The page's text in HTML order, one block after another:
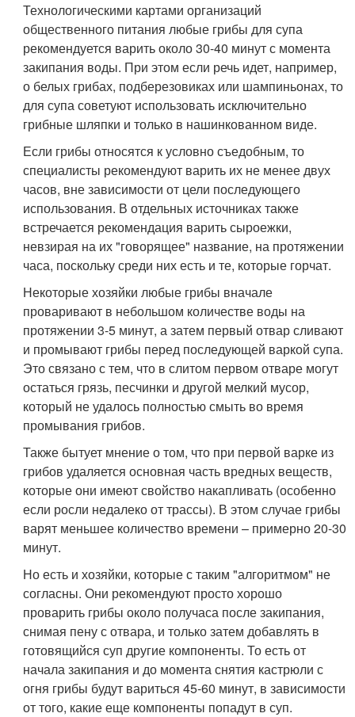
Технологическими картами организаций
общественного питания любые грибы для супа
рекомендуется варить около 30-40 минут с момента
закипания воды. При этом если речь идет, например,
о белых грибах, подберезовиках или шампиньонах, то
для супа советуют использовать исключительно
грибные шляпки и только в нашинкованном виде.
Если грибы относятся к условно съедобным, то
специалисты рекомендуют варить их не менее двух
часов, вне зависимости от цели последующего
использования. В отдельных источниках также
встречается рекомендация варить сыроежки,
невзирая на их "говорящее" название, на протяжении
часа, поскольку среди них есть и те, которые горчат.
Некоторые хозяйки любые грибы вначале
проваривают в небольшом количестве воды на
протяжении 3-5 минут, а затем первый отвар сливают
и промывают грибы перед последующей варкой супа.
Это связано с тем, что в слитом первом отваре могут
остаться грязь, песчинки и другой мелкий мусор,
который не удалось полностью смыть во время
промывания грибов.
Также бытует мнение о том, что при первой варке из
грибов удаляется основная часть вредных веществ,
которые они имеют свойство накапливать (особенно
если росли недалеко от трассы). В этом случае грибы
варят меньшее количество времени – примерно 20-30
минут.
Но есть и хозяйки, которые с таким "алгоритмом" не
согласны. Они рекомендуют просто хорошо
проварить грибы около получаса после закипания,
снимая пену с отвара, и только затем добавлять в
готовящийся суп другие компоненты. То есть от
начала закипания и до момента снятия кастрюли с
огня грибы будут вариться 45-60 минут, в зависимости
от того, какие еще компоненты попадут в суп.